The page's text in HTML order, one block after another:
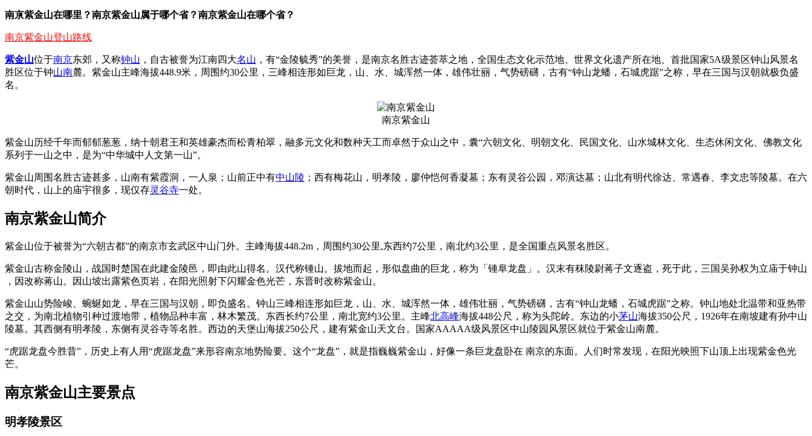
南京紫金山在哪里？南京紫金山属于哪个省？南京紫金山在哪个省？
南京紫金山登山路线
紫金山位于南京东郊，又称钟山 ，自古被誉为江南四大名山 ，有“金陵毓秀”的美誉，是南京名胜古迹荟萃之地，全国生态文化示范地、世界文化遗产所在地、首批国家5A级景区钟山风景名
胜区位于钟山南麓。紫金山主峰海拔448.9米，周围约30公里，三峰相连形如巨龙，山、水、城浑然一体，雄伟壮丽，气势磅礴，古有“钟山龙蟠，石城虎踞”之称，早在三国与汉朝就极负盛
名。
南京紫金山
紫金山历经千年而郁郁葱葱，纳十朝君王和英雄豪杰而松青柏翠，融多元文化和数种天工而卓然于众山之中，囊“六朝文化、明朝文化、民国文化、山水城林文化、生态休闲文化、佛教文化
系列于一山之中，是为“中华城中人文第一山”。
紫金山周围名胜古迹甚多，山南有紫霞洞，一人泉；山前正中有中山陵 ；西有梅花山，明孝陵，廖仲恺何香凝墓；东有灵谷公园，邓演达墓；山北有明代徐达、常遇春、李文忠等陵墓。在六
朝时代，山上的庙宇很多，现仅存灵谷寺一处。
南京紫金山简介
紫金山位于被誉为“六朝古都”的南京市玄武区中山门外。主峰海拔448.2m，周围约30公里,东西约7公里，南北约3公里，是全国重点风景名胜区。
紫金山古称金陵山，战国时楚国在此建金陵邑，即由此山得名。汉代称锺山。拔地而起，形似盘曲的巨龙，称为「锺阜龙盘」。汉末有秣陵尉蒋子文逐盗，死于此，三国吴孙权为立庙于钟山
，因改称蒋山。因山坡出露紫色页岩，在阳光照射下闪耀金色光芒，东晋时改称紫金山。
紫金山山势险峻、蜿蜒如龙，早在三国与汉朝，即负盛名。钟山三峰相连形如巨龙，山、水、城浑然一体，雄伟壮丽，气势磅礴，古有“钟山龙蟠，石城虎踞”之称。钟山地处北温带和亚热带
之交，为南北植物引种过渡地带，植物品种丰富，林木繁茂。东西长约7公里，南北宽约3公里。主峰北高峰海拔448公尺，称为头陀岭。东边的小茅山海拔350公尺，1926年在南坡建有孙中山
陵墓。其西侧有明孝陵，东侧有灵谷寺等名胜。西边的天堡山海拔250公尺，建有紫金山天文台。国家AAAAA级风景区中山陵园风景区就位于紫金山南麓。
“虎踞龙盘今胜昔”，历史上有人用“虎踞龙盘”来形容南京地势险要。这个“龙盘”，就是指巍巍紫金山，好像一条巨龙盘卧在 南京的东面。人们时常发现，在阳光映照下山顶上出现紫金色光
芒。
南京紫金山主要景点
明孝陵景区